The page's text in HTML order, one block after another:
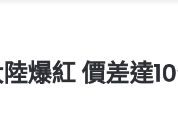
爆紅 價差達